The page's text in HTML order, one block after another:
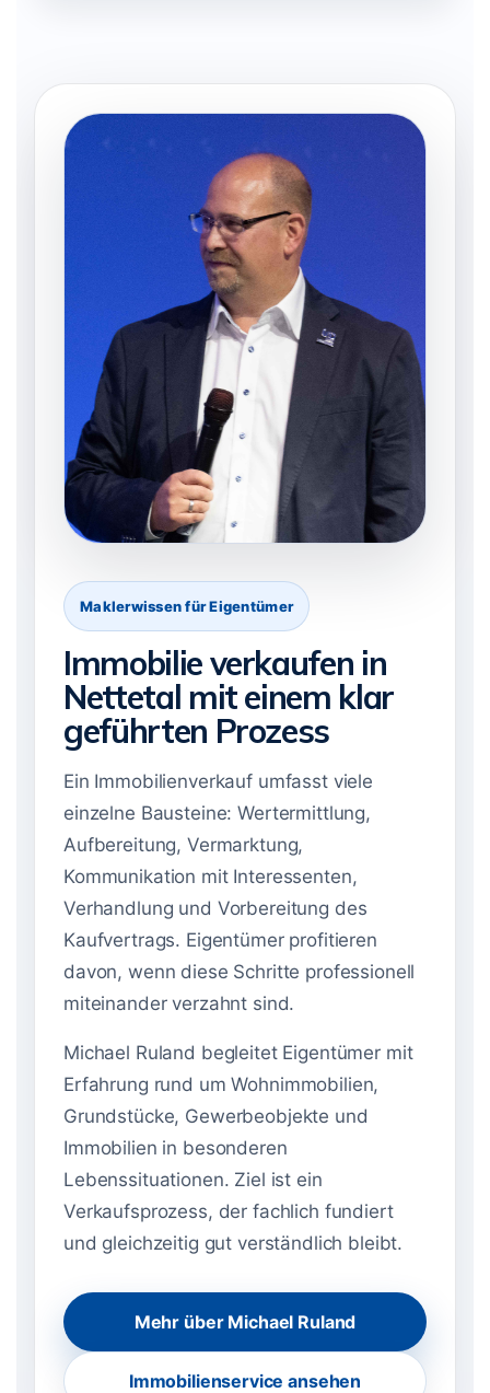
Maklerwissen für Eigentümer
Immobilie verkaufen in
Nettetal mit einem klar
geführten Prozess
Ein Immobilienverkauf umfasst viele
einzelne Bausteine: Wertermittlung,
Aufbereitung, Vermarktung,
Kommunikation mit Interessenten,
Verhandlung und Vorbereitung des
Kaufvertrags. Eigentümer profitieren
davon, wenn diese Schritte professionell
miteinander verzahnt sind.
Michael Ruland begleitet Eigentümer mit
Erfahrung rund um Wohnimmobilien,
Grundstücke, Gewerbeobjekte und
Immobilien in besonderen
Lebenssituationen. Ziel ist ein
Verkaufsprozess, der fachlich fundiert
und gleichzeitig gut verständlich bleibt.
Mehr über Michael Ruland
Immobilienservice ansehen